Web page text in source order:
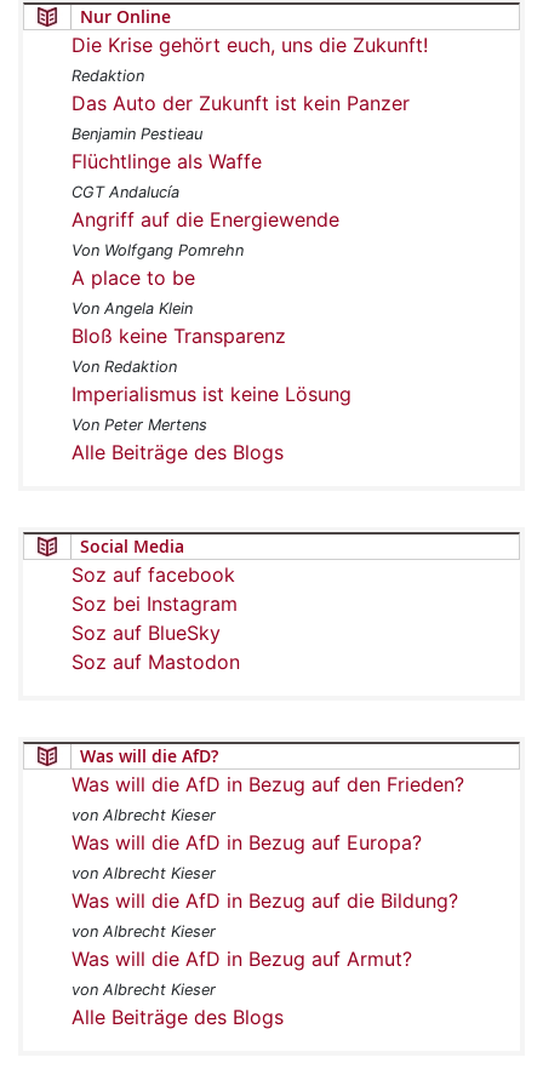
Nur Online
Die Krise gehört euch, uns die Zukunft!
Redaktion
Das Auto der Zukunft ist kein Panzer
Benjamin Pestieau
Flüchtlinge als Waffe
CGT Andalucía
Angriff auf die Energiewende
Von Wolfgang Pomrehn
A place to be
Von Angela Klein
Bloß keine Transparenz
Von Redaktion
Imperialismus ist keine Lösung
Von Peter Mertens
Alle Beiträge des Blogs
Social Media
Soz auf facebook
Soz bei Instagram
Soz auf BlueSky
Soz auf Mastodon
Was will die AfD?
Was will die AfD in Bezug auf den Frieden?
von Albrecht Kieser
Was will die AfD in Bezug auf Europa?
von Albrecht Kieser
Was will die AfD in Bezug auf die Bildung?
von Albrecht Kieser
Was will die AfD in Bezug auf Armut?
von Albrecht Kieser
Alle Beiträge des Blogs